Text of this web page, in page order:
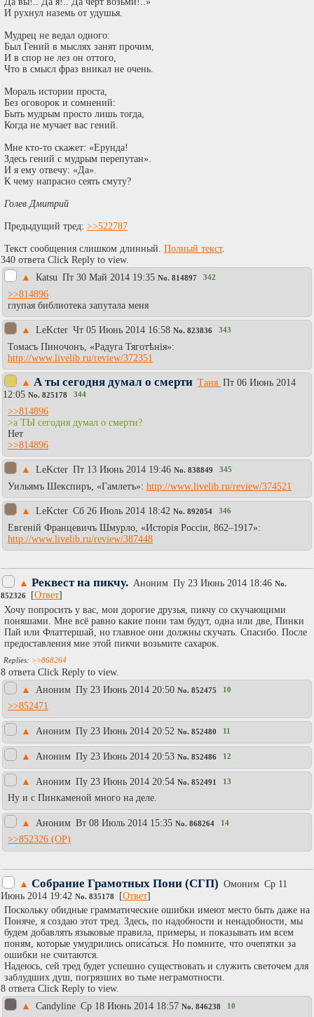
И рухнул наземь от удушья.
Мудрец не ведал одного:
Был Гений в мыслях занят прочим,
И в спор не лез он оттого,
Что в смысл фраз вникал не очень.
Мораль истории проста,
Без оговорок и сомнений:
Быть мудрым просто лишь тогда,
Когда не мучает вас гений.
Мне кто-то скажет: «Ерунда!
Здесь гений с мудрым перепутан».
И я ему отвечу: «Да».
К чему напрасно сеять смуту?
Голев Дмитрий
Предыдущий тред: >>522787
Текст сообщения слишком длинный. Полный текст.
340 ответа Click Reply to view.
▲
Каtsu Пт 30 Май 2014 19:35 No. 814897 342
>>814896
глупая библиотека запутала меня
▲ LeKcter Чт 05 Июнь 2014 16:58 No. 823836 343
Томасъ Пиночонъ, «Радуга Тяготѣнія»:
http://www.livelib.ru/review/372351
▲ А ты сегодня думал о смерти Таня Пт 06 Июнь 2014
12:05 No. 825178 344
>>814896
>а ТЫ сегодня думал о смерти?
Нет
>>814896
▲ LeKcter Пт 13 Июнь 2014 19:46 No. 838849 345
Уильямъ Шекспиръ, «Гамлетъ»: http://www.livelib.ru/review/374521
▲ LeKcter Сб 26 Июль 2014 18:42 No. 892054 346
Евгеній Францевичъ Шмурло, «Исторія Россіи, 862–1917»:
http://www.livelib.ru/review/387448
▲ Реквест на пикчу. Аноним Пy 23 Июнь 2014 18:46 No.
852326
[Ответ]
Хочу попросить у вас, мои дорогие друзья, пикчу со скучающими
поняшами. Мне всё равно какие пони там будут, одна или две, Пинки
Пай или Флаттершай, но главное они должны скучать. Спасибо. После
предоставления мне этой пикчи возьмите сахарок.
>>868264
8 ответа Click Reply to view.
▲
Аноним Пy 23 Июнь 2014 20:50 No. 852475 10
>>852471
▲ Аноним Пy 23 Июнь 2014 20:52 No. 852480 11
▲ Аноним Пy 23 Июнь 2014 20:53 No. 852486 12
▲ Аноним Пy 23 Июнь 2014 20:54 No. 852491 13
Ну и с Пинкаменой много на деле.
▲ Аноним Вт 08 Июль 2014 15:35 No. 868264 14
>>852326
▲ Собрание Грамотных Пони (СГП) Омоним Ср 11
Июнь 2014 19:42 No. 835178 [Ответ]
Поскольку обидные грамматические ошибки имеют место быть даже на
Поняче, я создаю этот тред. Здесь, по надобности и ненадобности, мы
будем добавлять языковые правила, примеры, и показывать им всем
поням, которые умудрились описа́ться. Но помните, что очепятки за
ошибки не считаются.
Надеюсь, сей тред будет успешно существовать и служить светочем для
заблудших душ, погрязших во тьме неграмотности.
8 ответа Click Reply to view.
▲
Candyline Ср 18 Июнь 2014 18:57 No. 846238 10